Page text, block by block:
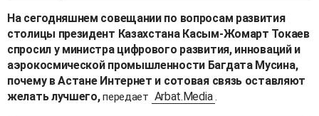
На сегодняшнем совещании по вопросам развития
столицы президент Казахстана Касым-Жомарт Токаев
спросил у министра цифрового развития, инноваций и
аэрокосмической промышленности Багдата Мусина,
почему в Астане Интернет и сотовая связь оставляют
желать лучшего,передает Arbat.Media